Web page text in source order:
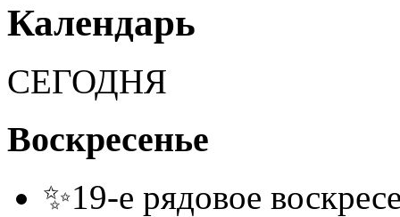
Календарь
СЕГОДНЯ
Воскресенье
✨19-е рядовое